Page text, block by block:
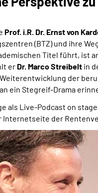
Prof. i.R. Dr. Ernst von
(BTZ) und ihre
Titel führt, ist
er Dr. Marco Streibelt in
der
ein Stegreif-Drama
als Live-Podcast on
der